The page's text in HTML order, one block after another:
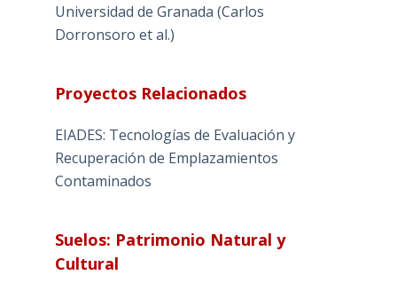
Universidad de Granada (Carlos
Dorronsoro et al.)
Proyectos Relacionados
EIADES: Tecnologías de Evaluación y
Recuperación de Emplazamientos
Contaminados
Suelos: Patrimonio Natural y
Cultural